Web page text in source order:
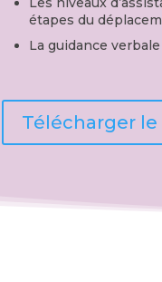
étapes du
La guidance verbale
Télécharger